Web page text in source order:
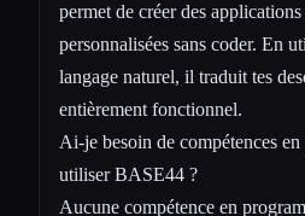
permet de créer des
personnalisées sans coder. En
langage naturel, il traduit tes
entièrement fonctionnel.
Ai-je besoin de compétences
utiliser BASE44 ?
Aucune compétence en